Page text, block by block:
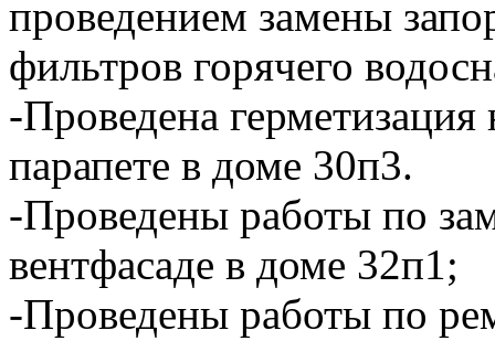
проведением замены
фильтров горячего
-Проведена
парапете в доме 30п3.
-Проведены работы по
вентфасаде в доме 32п1;
-Проведены работы по